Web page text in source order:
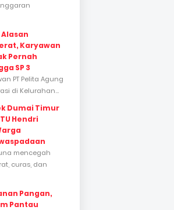
Karyawan
Pernah
SP 3
PT Pelita Agung
di Kelurahan...
Dumai Timur
Hendri
mencegah
curas, dan
Pangan,
Pantau